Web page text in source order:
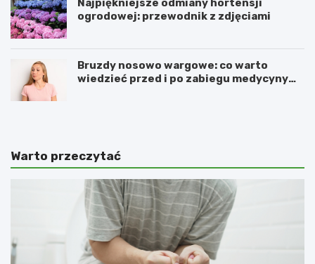
ogrodowej: przewodnik z zdjęciami
Bruzdy nosowo wargowe: co warto
wiedzieć przed i po zabiegu medycyny
Warto przeczytać